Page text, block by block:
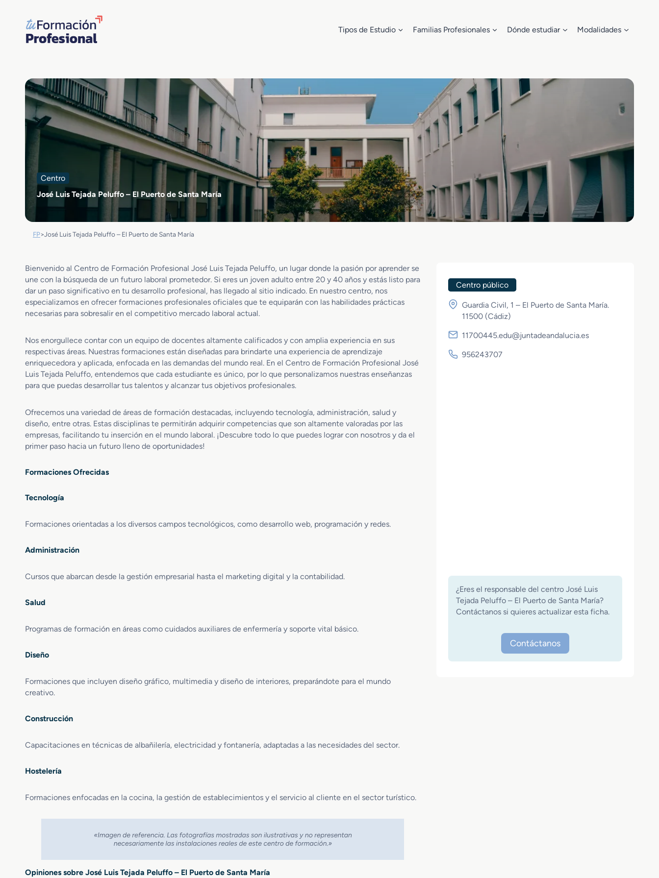
contenido
Tipos de Estudio Familias Profesionales Dónde estudiar Modalidades
Centro
José Luis Tejada Peluffo – El Puerto de Santa María
FP>José Luis Tejada Peluffo – El Puerto de Santa María
Bienvenido al Centro de Formación Profesional José Luis Tejada Peluffo, un lugar donde la pasión por aprender se
une con la búsqueda de un futuro laboral prometedor. Si eres un joven adulto entre 20 y 40 años y estás listo para
dar un paso significativo en tu desarrollo profesional, has llegado al sitio indicado. En nuestro centro, nos
especializamos en ofrecer formaciones profesionales oficiales que te equiparán con las habilidades prácticas
necesarias para sobresalir en el competitivo mercado laboral actual.
Nos enorgullece contar con un equipo de docentes altamente calificados y con amplia experiencia en sus
respectivas áreas. Nuestras formaciones están diseñadas para brindarte una experiencia de aprendizaje
enriquecedora y aplicada, enfocada en las demandas del mundo real. En el Centro de Formación Profesional José
Luis Tejada Peluffo, entendemos que cada estudiante es único, por lo que personalizamos nuestras enseñanzas
para que puedas desarrollar tus talentos y alcanzar tus objetivos profesionales.
Ofrecemos una variedad de áreas de formación destacadas, incluyendo tecnología, administración, salud y
diseño, entre otras. Estas disciplinas te permitirán adquirir competencias que son altamente valoradas por las
empresas, facilitando tu inserción en el mundo laboral. ¡Descubre todo lo que puedes lograr con nosotros y da el
primer paso hacia un futuro lleno de oportunidades!
Formaciones Ofrecidas
Tecnología
Formaciones orientadas a los diversos campos tecnológicos, como desarrollo web, programación y redes.
Administración
Cursos que abarcan desde la gestión empresarial hasta el marketing digital y la contabilidad.
Salud
Programas de formación en áreas como cuidados auxiliares de enfermería y soporte vital básico.
Diseño
Formaciones que incluyen diseño gráfico, multimedia y diseño de interiores, preparándote para el mundo
creativo.
Construcción
Capacitaciones en técnicas de albañilería, electricidad y fontanería, adaptadas a las necesidades del sector.
Hostelería
Formaciones enfocadas en la cocina, la gestión de establecimientos y el servicio al cliente en el sector turístico.
Opiniones sobre José Luis Tejada Peluffo – El Puerto de Santa María
Centro público
Guardia Civil, 1 – El Puerto de Santa María.
11500 (Cádiz)
11700445.edu@juntadeandalucia.es
956243707
¿Eres el responsable del centro José Luis
Tejada Peluffo – El Puerto de Santa María?
Contáctanos si quieres actualizar esta ficha.
Contáctanos